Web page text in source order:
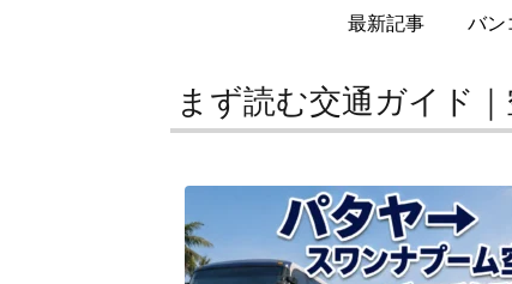
最新記事 バン
まず読む交通ガイド